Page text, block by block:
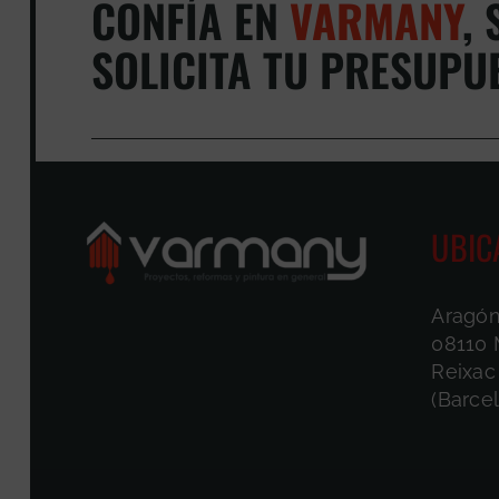
CONFÍA EN VARMANY,
SOLICITA TU
08110
Reixac